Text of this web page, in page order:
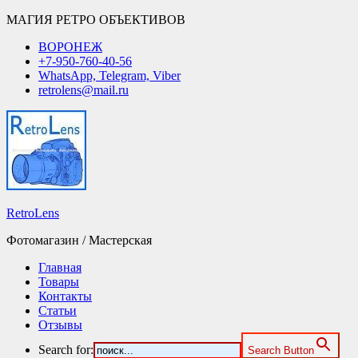
МАГИЯ РЕТРО ОБЪЕКТИВОВ
ВОРОНЕЖ
+7-950-760-40-56
WhatsApp, Telegram, Viber
retrolens@mail.ru
RetroLens
Фотомагазин / Мастерская
Главная
Товары
Контакты
Статьи
Отзывы
Search for:
Search Button